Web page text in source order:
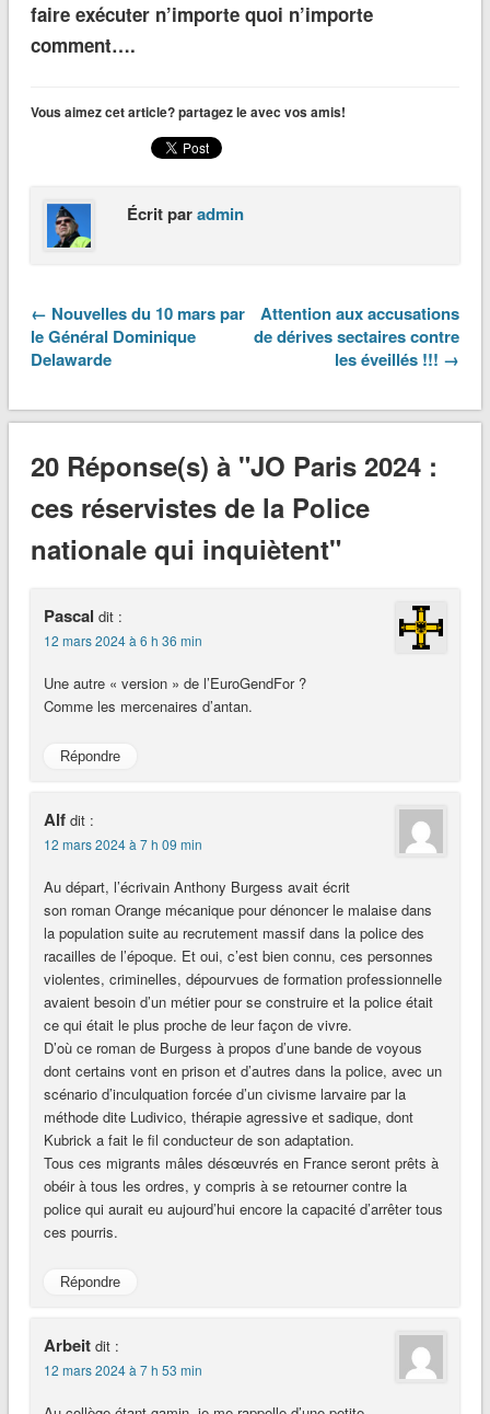
faire exécuter n’importe quoi n’importe
comment….
Vous aimez cet article? partagez le avec vos amis!
Écrit paradmin
← Nouvelles du 10 mars par
le Général Dominique
Delawarde
Attention aux accusations
de dérives sectaires contre
les éveillés !!! →
20 Réponse(s) à "JO Paris 2024 :
ces réservistes de la Police
nationale qui inquiètent"
Pascal dit :
12 mars 2024 à 6 h 36 min
Une autre « version » de l’EuroGendFor ?
Comme les mercenaires d’antan.
Répondre
Alf dit :
12 mars 2024 à 7 h 09 min
Au départ, l’écrivain Anthony Burgess avait écrit
son roman Orange mécanique pour dénoncer le malaise dans
la population suite au recrutement massif dans la police des
racailles de l’époque. Et oui, c’est bien connu, ces personnes
violentes, criminelles, dépourvues de formation professionnelle
avaient besoin d’un métier pour se construire et la police était
ce qui était le plus proche de leur façon de vivre.
D’où ce roman de Burgess à propos d’une bande de voyous
dont certains vont en prison et d’autres dans la police, avec un
scénario d’inculquation forcée d’un civisme larvaire par la
méthode dite Ludivico, thérapie agressive et sadique, dont
Kubrick a fait le fil conducteur de son adaptation.
Tous ces migrants mâles désœuvrés en France seront prêts à
obéir à tous les ordres, y compris à se retourner contre la
police qui aurait eu aujourd’hui encore la capacité d’arrêter tous
ces pourris.
Répondre
Arbeit dit :
12 mars 2024 à 7 h 53 min